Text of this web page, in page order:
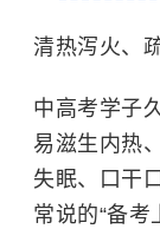
清热泻火、
中高考学子
易滋生内热
失眠、口干
常说的“备考